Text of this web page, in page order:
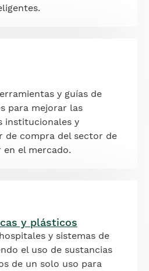
y guías de
para mejorar las
institucionales y
de compra del sector de
el mercado.
y plásticos
y sistemas de
el uso de sustancias
de un solo uso para